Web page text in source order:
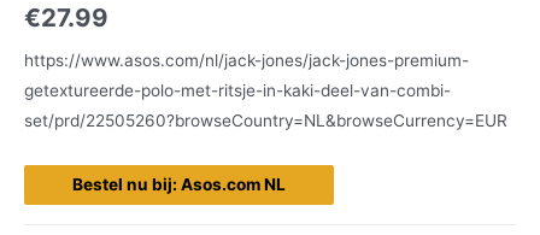
€27.99
https://www.asos.com/nl/jack-jones/jack-jones-premium-
getextureerde-polo-met-ritsje-in-kaki-deel-van-combi-
set/prd/22505260?browseCountry=NL&browseCurrency=EUR
Bestel nu bij: Asos.com NL